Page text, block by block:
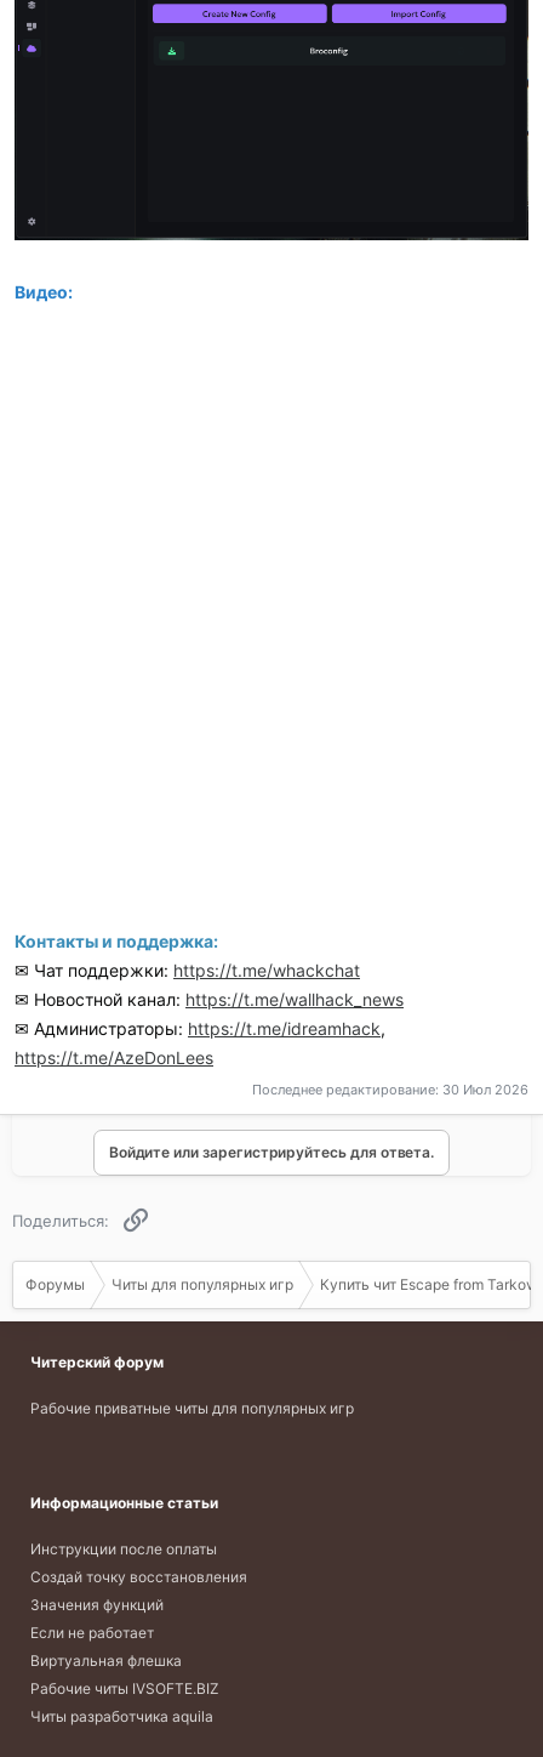
Видео:
Контакты и поддержка:
✉ Чат поддержки: https://t.me/whackchat
✉ Новостной канал: https://t.me/wallhack_news
✉ Администраторы: https://t.me/idreamhack,
https://t.me/AzeDonLees
Последнее редактирование: 30 Июл 2026
Войдите или зарегистрируйтесь для ответа.
Поделиться:
Форумы Читы для популярных игр Купить чит Escape from Tarkov
Читерский форум
Рабочие приватные читы для популярных игр
Информационные статьи
Инструкции после оплаты
Создай точку восстановления
Значения функций
Если не работает
Виртуальная флешка
Рабочие читы IVSOFTE.BIZ
Читы разработчика aquila